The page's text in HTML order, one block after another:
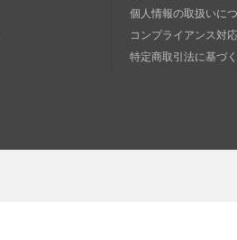
個人情報の取扱いに
コンプライアンス対応
特定商取引法に基づ